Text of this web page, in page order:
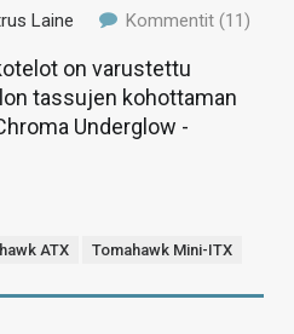
Laine Kommentit (11)
on varustettu
tassujen kohottaman
Underglow -
ATX Tomahawk Mini-ITX